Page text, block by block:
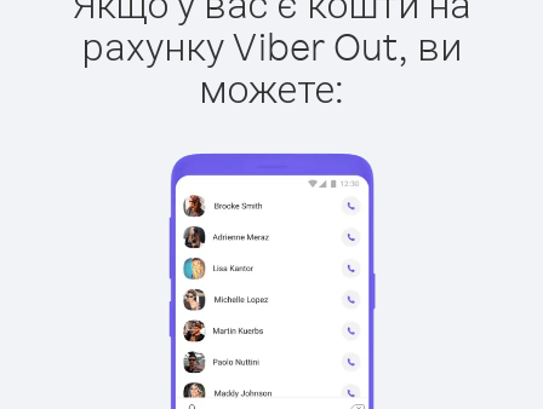
рахунку Viber Out, ви
можете: